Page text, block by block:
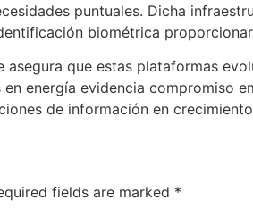
puntuales. Dicha
biométrica
que estas plataformas
energía evidencia compromiso
de información en
fields are marked *